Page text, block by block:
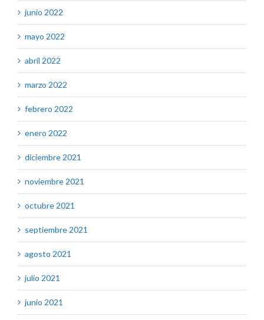
junio 2022
mayo 2022
abril 2022
marzo 2022
febrero 2022
enero 2022
diciembre 2021
noviembre 2021
octubre 2021
septiembre 2021
agosto 2021
julio 2021
junio 2021